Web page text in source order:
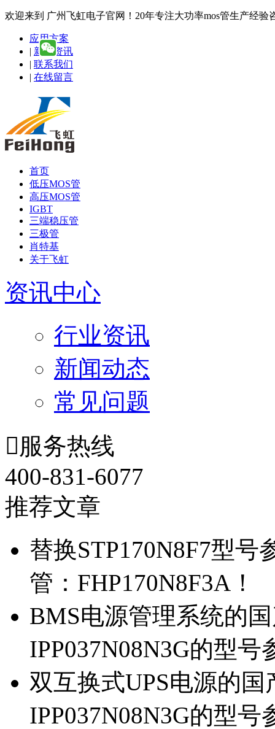
欢迎来到 广州飞虹电子官网！20年专注大功率mos管生产经验
应用方案
| 新闻资讯
| 联系我们
| 在线留言
首页
低压MOS管
高压MOS管
IGBT
三端稳压管
三极管
肖特基
关于飞虹
资讯中心
行业资讯
新闻动态
常见问题
服务热线
400-831-6077
推荐文章
替换STP170N8F7型
管：FHP170N8F3A！
BMS电源管理系统的
IPP037N08N3G的型号
双互换式UPS电源的
IPP037N08N3G的型号